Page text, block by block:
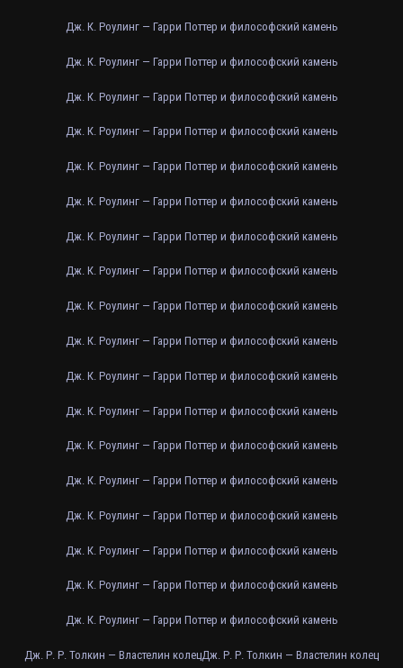
Дж. К. Роулинг — Гарри Поттер и философский камень
Дж. К. Роулинг — Гарри Поттер и философский камень
Дж. К. Роулинг — Гарри Поттер и философский камень
Дж. К. Роулинг — Гарри Поттер и философский камень
Дж. К. Роулинг — Гарри Поттер и философский камень
Дж. К. Роулинг — Гарри Поттер и философский камень
Дж. К. Роулинг — Гарри Поттер и философский камень
Дж. К. Роулинг — Гарри Поттер и философский камень
Дж. К. Роулинг — Гарри Поттер и философский камень
Дж. К. Роулинг — Гарри Поттер и философский камень
Дж. К. Роулинг — Гарри Поттер и философский камень
Дж. К. Роулинг — Гарри Поттер и философский камень
Дж. К. Роулинг — Гарри Поттер и философский камень
Дж. К. Роулинг — Гарри Поттер и философский камень
Дж. К. Роулинг — Гарри Поттер и философский камень
Дж. К. Роулинг — Гарри Поттер и философский камень
Дж. К. Роулинг — Гарри Поттер и философский камень
Дж. К. Роулинг — Гарри Поттер и философский камень
Дж. Р. Р. Толкин — Властелин колецДж. Р. Р. Толкин — Властелин колец